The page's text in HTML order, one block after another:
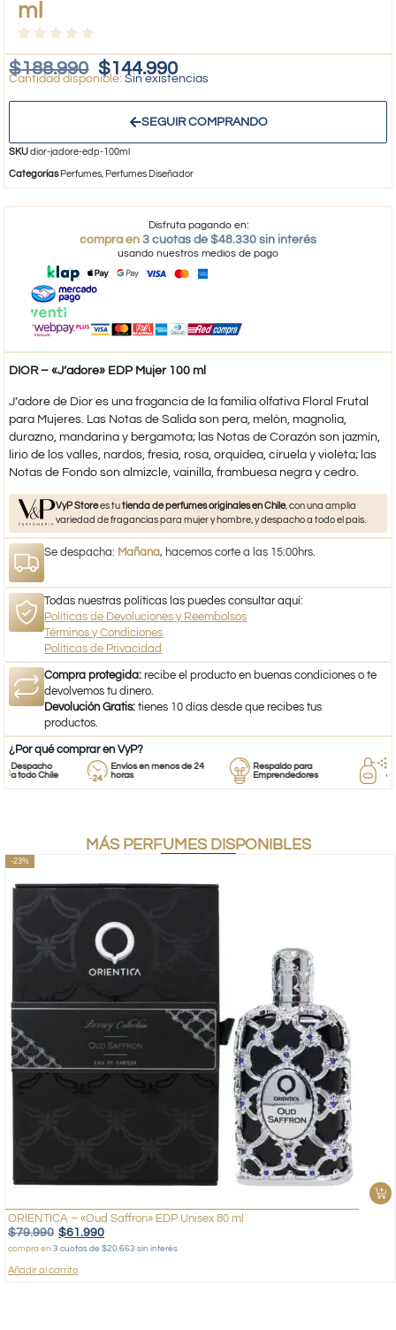
ml
$188.990 $144.990
Sin existencias
SEGUIR COMPRANDO
SKUdior-jadore-edp-100ml
Categorías Perfumes, Perfumes Diseñador
Disfruta pagando en:
compra en 3 cuotas de $48.330 sin interés
usando nuestros medios de pago
DIOR – «J’adore» EDP Mujer 100 ml
J’adore de Dior es una fragancia de la familia olfativa Floral Frutal
para Mujeres. Las Notas de Salida son pera, melón, magnolia,
durazno, mandarina y bergamota; las Notas de Corazón son jazmín,
lirio de los valles, nardos, fresia, rosa, orquídea, ciruela y violeta; las
Notas de Fondo son almizcle, vainilla, frambuesa negra y cedro.
VyP Storees tutienda de perfumes originales en Chile, con una amplia
variedad de fragancias para mujer y hombre, y despacho a todo el país.
Se despacha: Mañana, hacemos corte a las 15:00hrs.
Todas nuestras políticas las puedes consultar aquí:
Políticas de Devoluciones y Reembolsos
Términos y Condiciones
Políticas de Privacidad
Compra protegida: recibe el producto en buenas condiciones o te
devolvemos tu dinero.
Devolución Gratis: tienes 10 días desde que recibes tus
productos.
¿Por qué comprar en VyP?
todo Chile
Envíos en menos de 24
horas
Respaldo para
Emprendedores
de
MÁS PERFUMES DISPONIBLES
-23%
ORIENTICA – «Oud Saffron» EDP Unisex 80 ml
$79.990 $61.990
compra en 3 cuotas de $20.663 sin interés
Añadir al carrito